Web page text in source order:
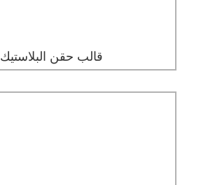
قالب حقن البلاستيك